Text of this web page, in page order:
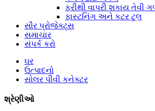
ફરીથી વાપરી શકાય તેવી
ફાસ્ટનિંગ અને કટર ટૂલ
સૌર પ્રોજેક્ટ્સ
સમાચાર
સંપર્ક કરો
ઘર
ઉત્પાદનો
સોલર પીવી કનેક્ટર
શ્રેણીઓ